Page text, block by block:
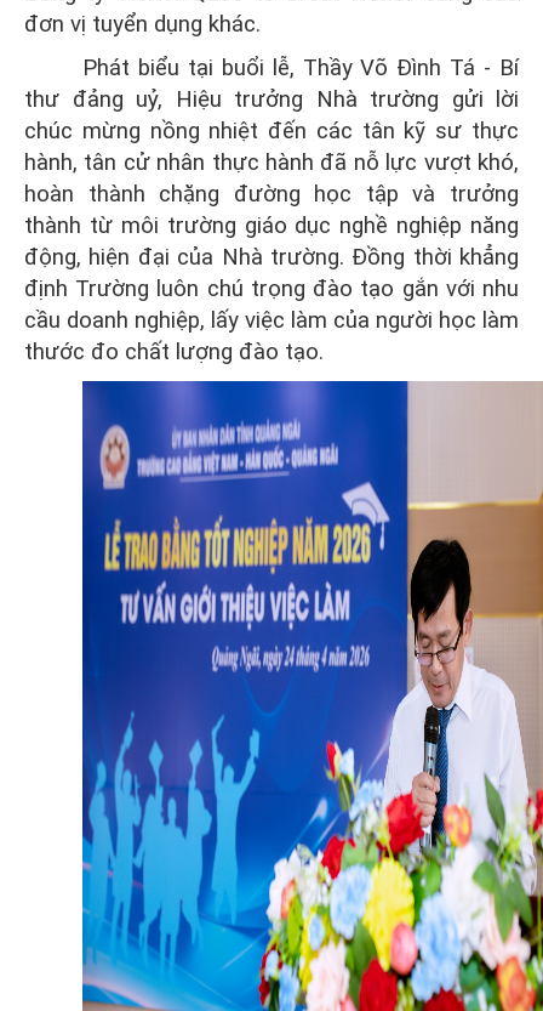
đơn vị tuyển dụng khác.
Phát biểu tại buổi lễ, Thầy Võ Đình Tá - Bí
thư đảng uỷ, Hiệu trưởng Nhà trường gửi lời
chúc mừng nồng nhiệt đến các tân kỹ sư thực
hành, tân cử nhân thực hành đã nỗ lực vượt khó,
hoàn thành chặng đường học tập và trưởng
thành từ môi trường giáo dục nghề nghiệp năng
động, hiện đại của Nhà trường. Đồng thời khẳng
định Trường luôn chú trọng đào tạo gắn với nhu
cầu doanh nghiệp, lấy việc làm của người học làm
thước đo chất lượng đào tạo.